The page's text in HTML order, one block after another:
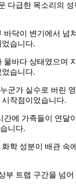
다급한 목소리의 성
바닥이 변기에서 넘
습니다.
물바다 상태였으며
습니다.
군가 실수로 버린
작점이었습니다.
간에 가족들이 연달
니다.
학 성분이 배관 속
부 트랩 구간을 넘어